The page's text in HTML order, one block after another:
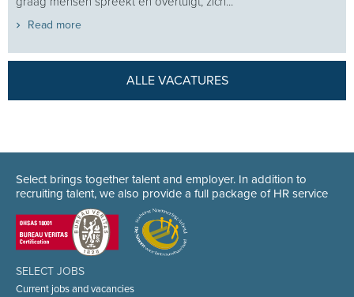
Read more
ALLE VACATURES
Select brings together talent and employer. In addition to
recruiting talent, we also provide a full package of HR service
SELECT JOBS
Current jobs and vacancies